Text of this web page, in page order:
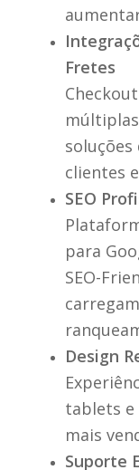
Fretes
clientes
SEO
para
SEO-
Design
tablets
mais
Suporte